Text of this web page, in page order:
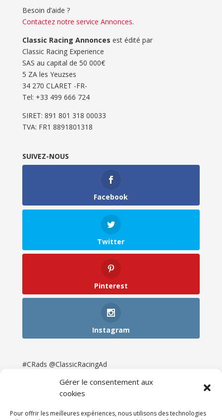
Gérer le consentement aux
cookies
Pour offrir les meilleures expériences, nous utilisons des technologies
Besoin d’aide ?
Contactez notre service Annonces.
Classic Racing Annonces est édité par
Classic Racing Experience
SAS au capital de 50 000€
5 ZA les Yeuzses
34 270 CLARET -FR-
Tel: ‭+33 499 666 724‬
SIRET: 891 801 318 00033
TVA: FR1 8891801318
SUIVEZ-NOUS
Facebook
Twitter
Pinterest
Instagram
#CRads @ClassicRacingAd